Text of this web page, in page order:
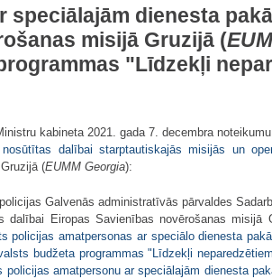
dienesta
misijā Gruzijā (
"Līdzekļi
kabineta 2021. gada 7. decembra
dalībai starptautiskajās misijās un
(EUMM Georgia):
Galvenās administratīvās pārvaldes
dalībai Eiropas Savienības novērošanas misijā
policijas amatpersonas ar speciālo dienesta
budžeta programmas "Līdzekļi
policijas amatpersonu ar speciālajām dienesta